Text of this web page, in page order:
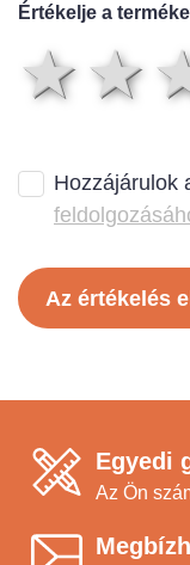
Értékelje a
1
Hozzájárulok
Az értékelés
Egyedi
Az Ön